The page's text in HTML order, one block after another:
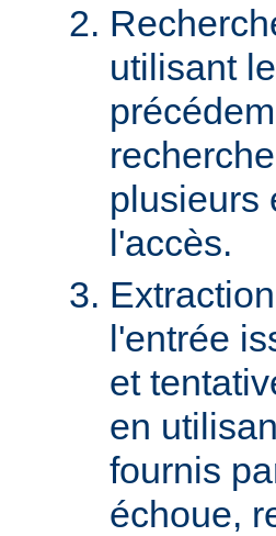
utilisant
plusieurs
l'accès.
l'entrée
et
en
fournis
échoue,